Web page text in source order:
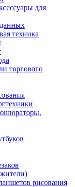
для
техника
торгового
рисования